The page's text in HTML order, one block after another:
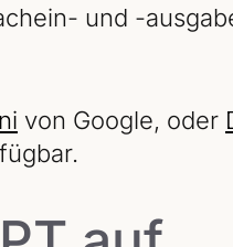
und -
von Google, oder